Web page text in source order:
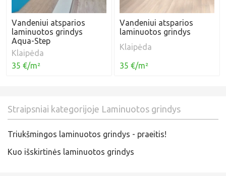
Vandeniui atsparios
laminuotos grindys
Aqua-Step
Klaipėda
35 €/m²
Vandeniui atsparios
laminuotos grindys
Klaipėda
35 €/m²
Straipsniai kategorijoje Laminuotos grindys
Triukšmingos laminuotos grindys - praeitis!
Kuo išskirtinės laminuotos grindys